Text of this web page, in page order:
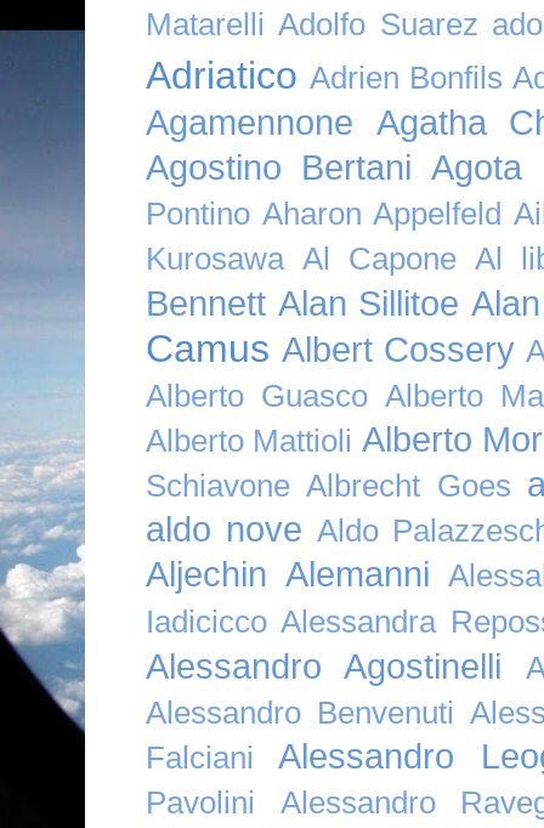
Matarelli Adolfo Suarez
Adriatico Adrien Bonfils
Agamennone
Agatha
Agostino Bertani Agota
Pontino Aharon Appelfeld
Kurosawa Al Capone Al
Bennett Alan Sillitoe
Camus Albert Cossery
Alberto Guasco Alberto
Alberto Mattioli Alberto
Schiavone Albrecht Goes
aldo nove Aldo
Aljechin Alemanni
Iadicicco Alessandra
Alessandro Agostinelli
Alessandro Benvenuti
Falciani
Alessandro
Pavolini
Alessandro